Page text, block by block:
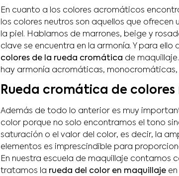
En cuanto a los colores acromáticos
los colores neutros son aquellos que
la piel. Hablamos de marrones, beige y
clave se encuentra en la armonía. Y para
colores de la rueda cromática de
hay armonía acromáticas,
Rueda cromática de
Además de todo lo anterior es muy
color porque no solo encontramos el tono
saturación o el valor del color, es decir, la
elementos es imprescindible para
En nuestra escuela de maquillaje contamos
tratamos la rueda del color en maquillaje